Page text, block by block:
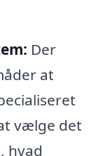
Der
at
vælge det
hvad